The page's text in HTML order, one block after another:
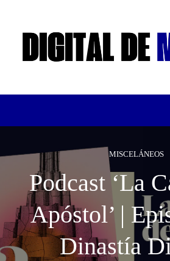
MISCELÁNEOS
Podcast ‘La
Apóstol’ |
Dinastía